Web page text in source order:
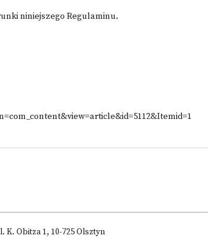
niniejszego Regulaminu.
K. Obitza 1, 10-725 Olsztyn